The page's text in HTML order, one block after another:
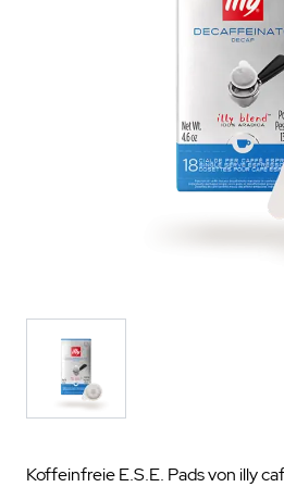
Koffeinfreie E.S.E. Pads von illy